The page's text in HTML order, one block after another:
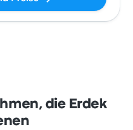
die Erdek